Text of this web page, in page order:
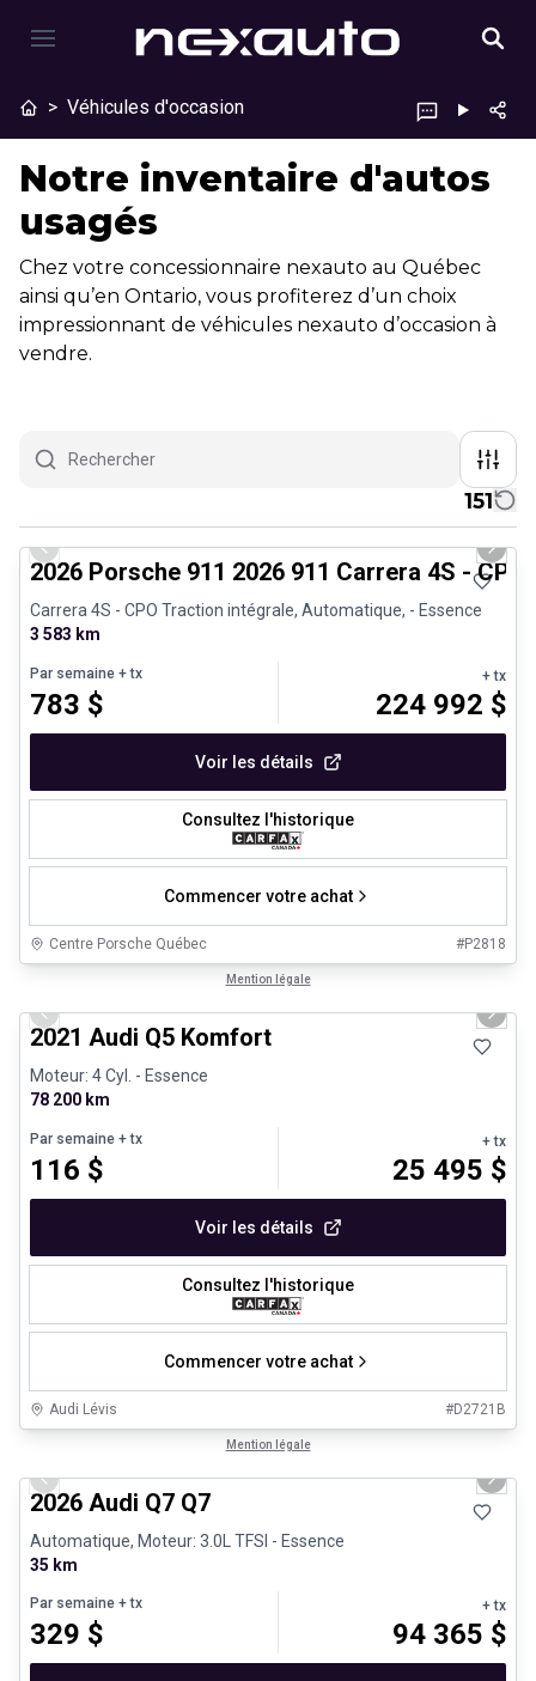
> Véhicules d'occasion
Notre inventaire d'autos
usagés
Chez votre concessionnaire nexauto au Québec
ainsi qu’en Ontario, vous profiterez d’un choix
impressionnant de véhicules nexauto d’occasion à
vendre.
151
1/26
Previous slide Next
2026 Porsche 911 2026 911 Carrera 4S - CPO
Carrera 4S - CPO Traction intégrale, Automatique, - Essence
3 583 km
Par semaine + tx
783 $
+ tx
224 992 $
Voir les détails
Consultez l'historique
Commencer votre achat
Centre Porsche Québec #P2818
Mention légale
Previous slide Next
2021 Audi Q5 Komfort
Moteur: 4 Cyl. - Essence
78 200 km
Par semaine + tx
116 $
+ tx
25 495 $
Voir les détails
Consultez l'historique
Commencer votre achat
Audi Lévis #D2721B
Mention légale
Previous slide Next
2026 Audi Q7 Q7
Automatique, Moteur: 3.0L TFSI - Essence
35 km
Par semaine + tx
329 $
+ tx
94 365 $